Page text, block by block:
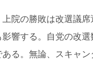
院の勝敗は改選議
響する。自党の改
る。無論、スキャ